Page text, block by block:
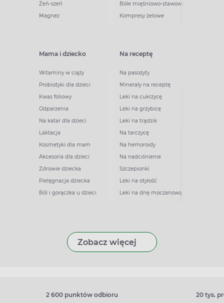
Żeń-szeń
Magnez
Bóle mięśniowo-stawowe
Kompresy żelowe
Mama i dziecko
Witaminy w ciąży
Probiotyki dla dzieci
Kwas foliowy
Odparzenia
Na katar dla dzieci
Laktacja
Kosmetyki dla mam
Akcesoria dla dzieci
Zdrowie dziecka
Pielęgnacja dziecka
Ból i gorączka u dzieci
Na receptę
Na pasożyty
Minerały na receptę
Leki na cukrzycę
Leki na grzybicę
Leki na trądzik
Na tarczycę
Na hemoroidy
Na nadciśnienie
Szczepionki
Leki na otyłość
Leki na dnę moczanową
Zobacz więcej
2 600 punktów odbioru 20 tys.